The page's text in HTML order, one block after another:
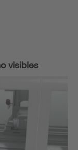
visibles